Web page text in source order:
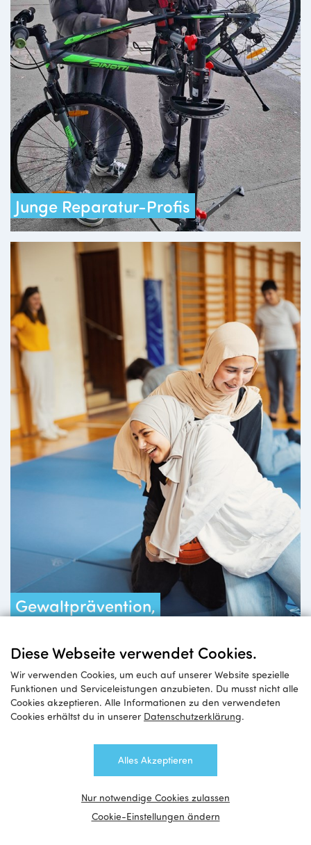
Diese Webseite verwendet Cookies.
Wir verwenden Cookies, um euch auf unserer Website spezielle
Funktionen und Serviceleistungen anzubieten. Du musst nicht alle
Cookies akzeptieren. Alle Informationen zu den verwendeten
Cookies erhältst du in unserer Datenschutzerklärung.
Alles Akzeptieren
Nur notwendige Cookies zulassen
Cookie-Einstellungen ändern
Junge Reparatur-Profis
Gewaltprävention,
Selbstverteidigung